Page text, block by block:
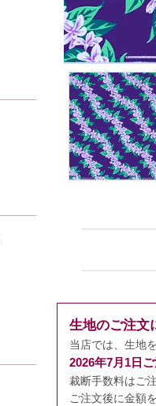
生地のご注文
当店では、生地
2026年7月1日
裁断手数料はご
ご注文後に金額